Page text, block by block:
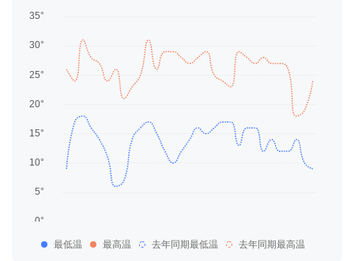
最低温 最高温 去年同期最低温 去年同期最高温